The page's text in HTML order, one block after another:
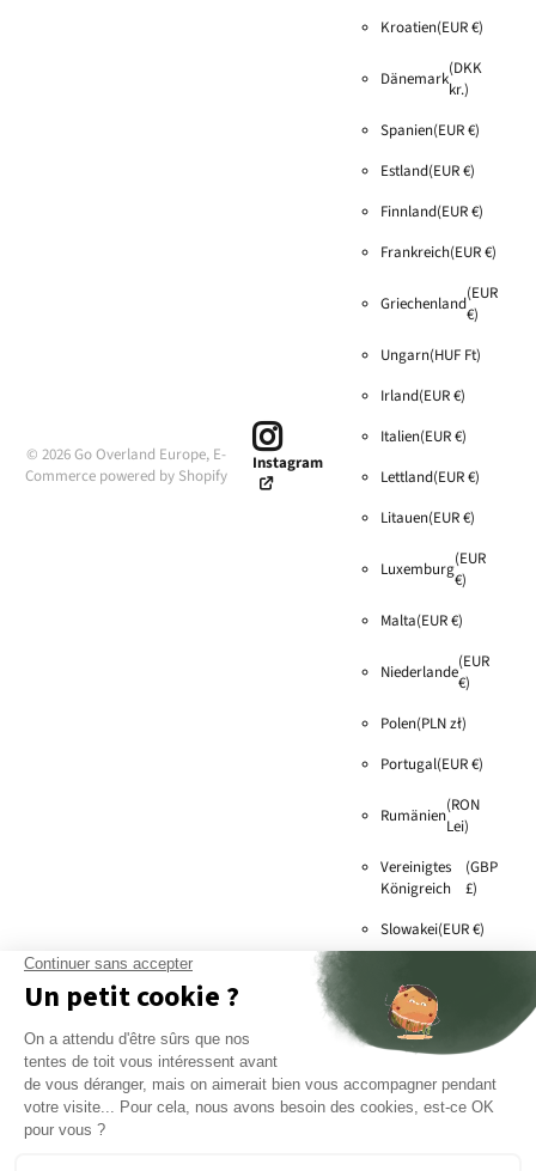
© 2026Go Overland Europe, E-
Commerce powered by Shopify
Instagram
Kroatien(EUR €)
Dänemark(DKK
kr.)
Spanien(EUR €)
Estland(EUR €)
Finnland(EUR €)
Frankreich(EUR €)
Griechenland(EUR
€)
Ungarn(HUF Ft)
Irland(EUR €)
Italien(EUR €)
Lettland(EUR €)
Litauen(EUR €)
Luxemburg(EUR
€)
Malta(EUR €)
Niederlande(EUR
€)
Polen(PLN zł)
Portugal(EUR €)
Rumänien(RON
Lei)
Vereinigtes
Königreich
(GBP
£)
Slowakei(EUR €)
Schweden
(EUR €)
(CZK